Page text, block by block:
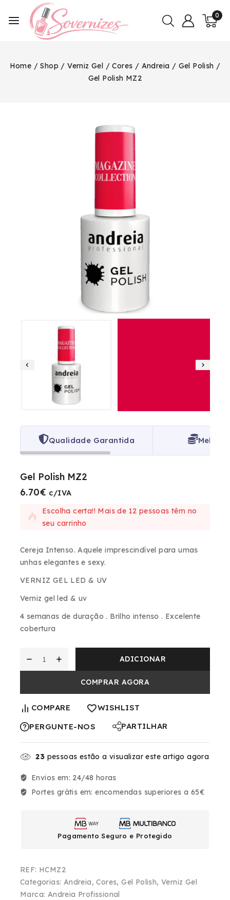
0
Home / Shop / Verniz Gel / Cores / Andreia / Gel Polish /
Gel Polish MZ2
Qualidade Garantida Melhor
Gel Polish MZ2
6.70€ c/IVA
3 produtos vendidos nas últimas 13 horas
Escolha certa!! Mais de 12 pessoas têm no
seu carrinho
Cereja Intenso. Aquele imprescindível para umas
unhas elegantes e sexy.
VERNIZ GEL LED & UV
Verniz gel led & uv
4 semanas de duração . Brilho intenso . Excelente
cobertura
ADICIONAR
COMPRAR AGORA
COMPARE
WISHLIST
PERGUNTE-NOS
PARTILHAR
23 pessoas estão a visualizar este artigo agora
Envios em: 24/48 horas
Portes grátis em:encomendas superiores a 65€
Pagamento Seguro e Protegido
REF: HCMZ2
Categorias: Andreia,Cores,Gel Polish,Verniz Gel
Marca: Andreia Profissional